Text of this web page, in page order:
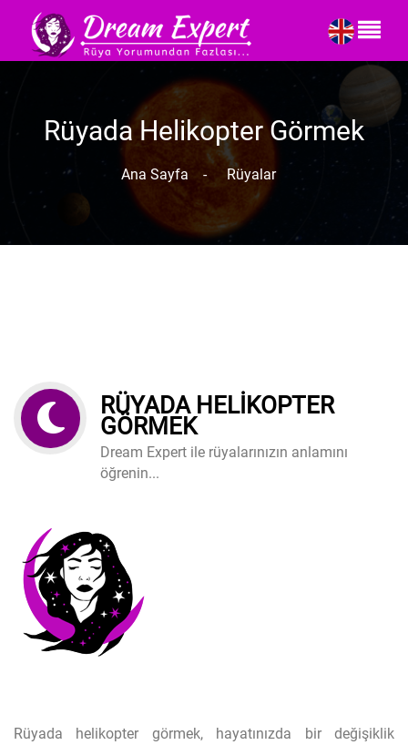
Rüyada Helikopter Görmek
Ana Sayfa - Rüyalar
RÜYADA HELIKOPTER
GÖRMEK
Dream Expert ile rüyalarınızın anlamını
öğrenin...
Rüyada helikopter görmek, hayatınızda bir değişiklik